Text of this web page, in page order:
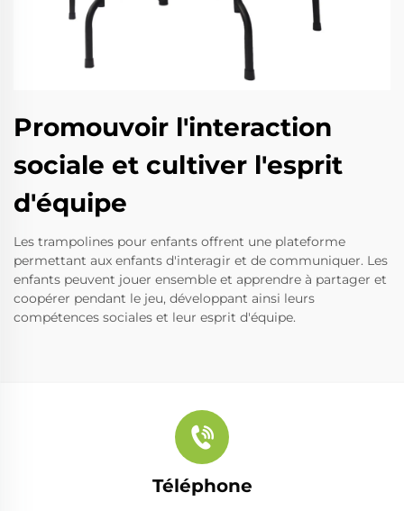
Promouvoir l'interaction
sociale et cultiver l'esprit
d'équipe
Les trampolines pour enfants offrent une plateforme
permettant aux enfants d'interagir et de communiquer. Les
enfants peuvent jouer ensemble et apprendre à partager et
coopérer pendant le jeu, développant ainsi leurs
compétences sociales et leur esprit d'équipe.
Téléphone